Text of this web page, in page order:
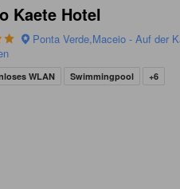
Kaete Hotel
Ponta Verde,Maceio - Auf der
WLAN Swimmingpool +6